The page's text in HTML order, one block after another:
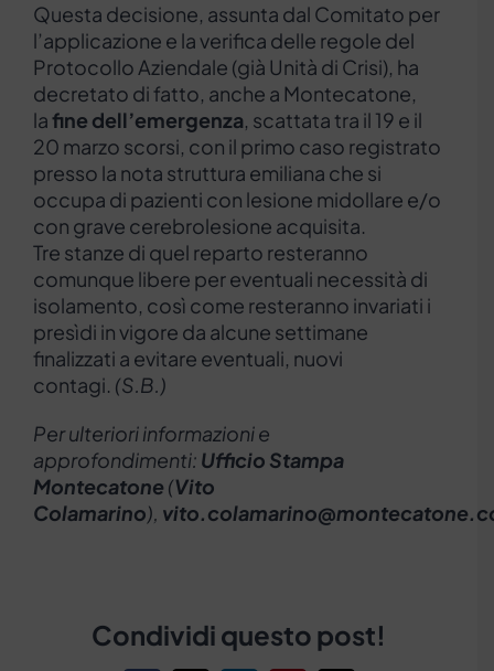
Questa decisione, assunta dal Comitato per
l’applicazione e la verifica delle regole del
Protocollo Aziendale (già Unità di Crisi), ha
decretato di fatto, anche a Montecatone,
lafine dell’emergenza, scattata tra il 19 e il
20 marzo scorsi, con il primo caso registrato
presso la nota struttura emiliana che si
occupa di pazienti con lesione midollare e/o
con grave cerebrolesione acquisita.
Tre stanze di quel reparto resteranno
comunque libere per eventuali necessità di
isolamento, così come resteranno invariati i
presìdi in vigore da alcune settimane
finalizzati a evitare eventuali, nuovi
contagi. (S.B.)
Per ulteriori informazioni e
approfondimenti: Ufficio Stampa
Montecatone (Vito
Colamarino),
Condividi questo post!